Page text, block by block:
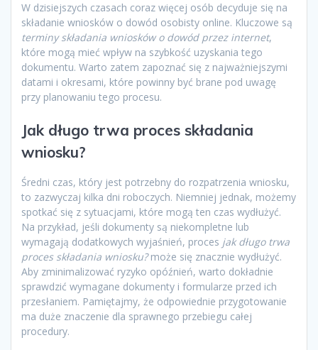
W dzisiejszych czasach coraz więcej osób decyduje się na
składanie wniosków o dowód osobisty online. Kluczowe są
terminy składania wniosków o dowód przez internet,
które mogą mieć wpływ na szybkość uzyskania tego
dokumentu. Warto zatem zapoznać się z najważniejszymi
datami i okresami, które powinny być brane pod uwagę
przy planowaniu tego procesu.
Jak długo trwa proces składania
wniosku?
Średni czas, który jest potrzebny do rozpatrzenia wniosku,
to zazwyczaj kilka dni roboczych. Niemniej jednak, możemy
spotkać się z sytuacjami, które mogą ten czas wydłużyć.
Na przykład, jeśli dokumenty są niekompletne lub
wymagają dodatkowych wyjaśnień, proces jak długo trwa
proces składania wniosku?może się znacznie wydłużyć.
Aby zminimalizować ryzyko opóźnień, warto dokładnie
sprawdzić wymagane dokumenty i formularze przed ich
przesłaniem. Pamiętajmy, że odpowiednie przygotowanie
ma duże znaczenie dla sprawnego przebiegu całej
procedury.